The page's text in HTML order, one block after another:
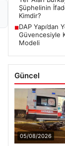
Şüphelinin
Kimdir?
■DAP Yapı’dan
Güvencesiyle
Modeli
Güncel
05/08/2026